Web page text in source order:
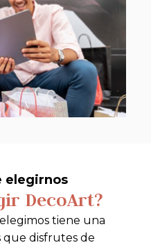
elegirnos
DecoArt?
tiene una
que disfrutes de